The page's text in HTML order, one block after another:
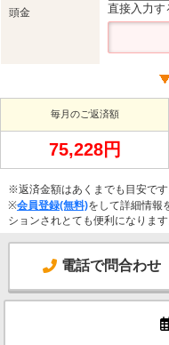
頭金 直接入力す
毎月のご返済額
75,228円
※返済金額はあくまでも目安です
※会員登録(無料)をして詳細情報
ションされとても便利になります
電話で問合わせ